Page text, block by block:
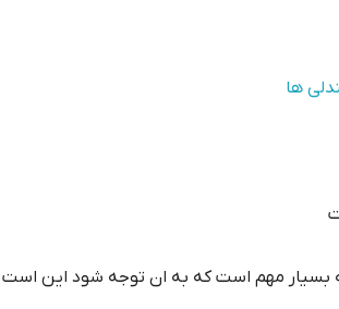
بسیار مهم است که به ان توجه شود این